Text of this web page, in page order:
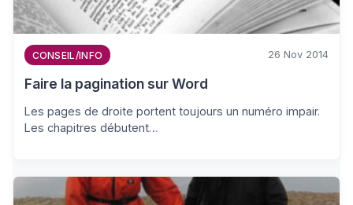
CONSEIL/INFO 26 Nov 2014
Faire la pagination sur Word
Les pages de droite portent toujours un numéro impair.
Les chapitres débutent…